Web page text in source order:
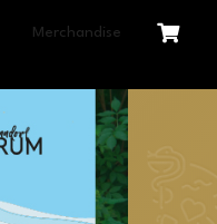
Merchandise